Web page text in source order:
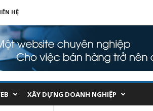
HỆ
XÂY DỰNG DOANH NGHIỆP